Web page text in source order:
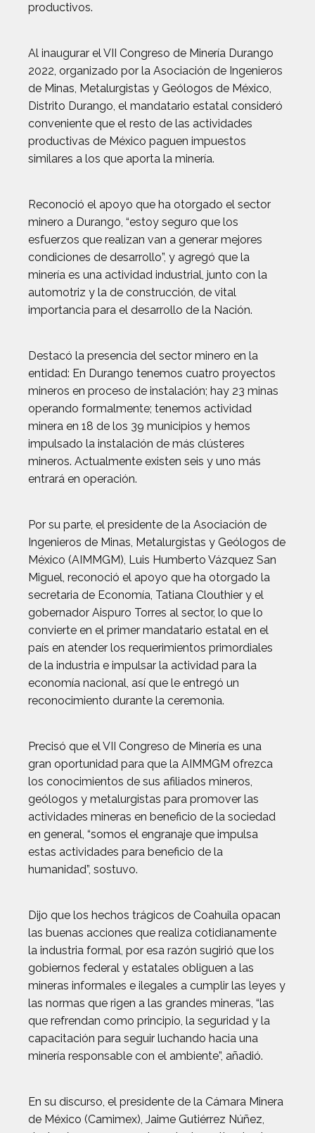
productivos.
Al inaugurar el VII Congreso de Minería Durango
2022, organizado por la Asociación de Ingenieros
de Minas, Metalurgistas y Geólogos de México,
Distrito Durango, el mandatario estatal consideró
conveniente que el resto de las actividades
productivas de México paguen impuestos
similares a los que aporta la minería.
Reconoció el apoyo que ha otorgado el sector
minero a Durango, “estoy seguro que los
esfuerzos que realizan van a generar mejores
condiciones de desarrollo”, y agregó que la
minería es una actividad industrial, junto con la
automotriz y la de construcción, de vital
importancia para el desarrollo de la Nación.
Destacó la presencia del sector minero en la
entidad: En Durango tenemos cuatro proyectos
mineros en proceso de instalación; hay 23 minas
operando formalmente; tenemos actividad
minera en 18 de los 39 municipios y hemos
impulsado la instalación de más clústeres
mineros. Actualmente existen seis y uno más
entrará en operación.
Por su parte, el presidente de la Asociación de
Ingenieros de Minas, Metalurgistas y Geólogos de
México (AIMMGM), Luis Humberto Vázquez San
Miguel, reconoció el apoyo que ha otorgado la
secretaria de Economía, Tatiana Clouthier y el
gobernador Aispuro Torres al sector, lo que lo
convierte en el primer mandatario estatal en el
país en atender los requerimientos primordiales
de la industria e impulsar la actividad para la
economía nacional, así que le entregó un
reconocimiento durante la ceremonia.
Precisó que el VII Congreso de Minería es una
gran oportunidad para que la AIMMGM ofrezca
los conocimientos de sus afiliados mineros,
geólogos y metalurgistas para promover las
actividades mineras en beneficio de la sociedad
en general, “somos el engranaje que impulsa
estas actividades para beneficio de la
humanidad”, sostuvo.
Dijo que los hechos trágicos de Coahuila opacan
las buenas acciones que realiza cotidianamente
la industria formal, por esa razón sugirió que los
gobiernos federal y estatales obliguen a las
mineras informales e ilegales a cumplir las leyes y
las normas que rigen a las grandes mineras, “las
que refrendan como principio, la seguridad y la
capacitación para seguir luchando hacia una
minería responsable con el ambiente”, añadió.
En su discurso, el presidente de la Cámara Minera
de México (Camimex), Jaime Gutiérrez Núñez,